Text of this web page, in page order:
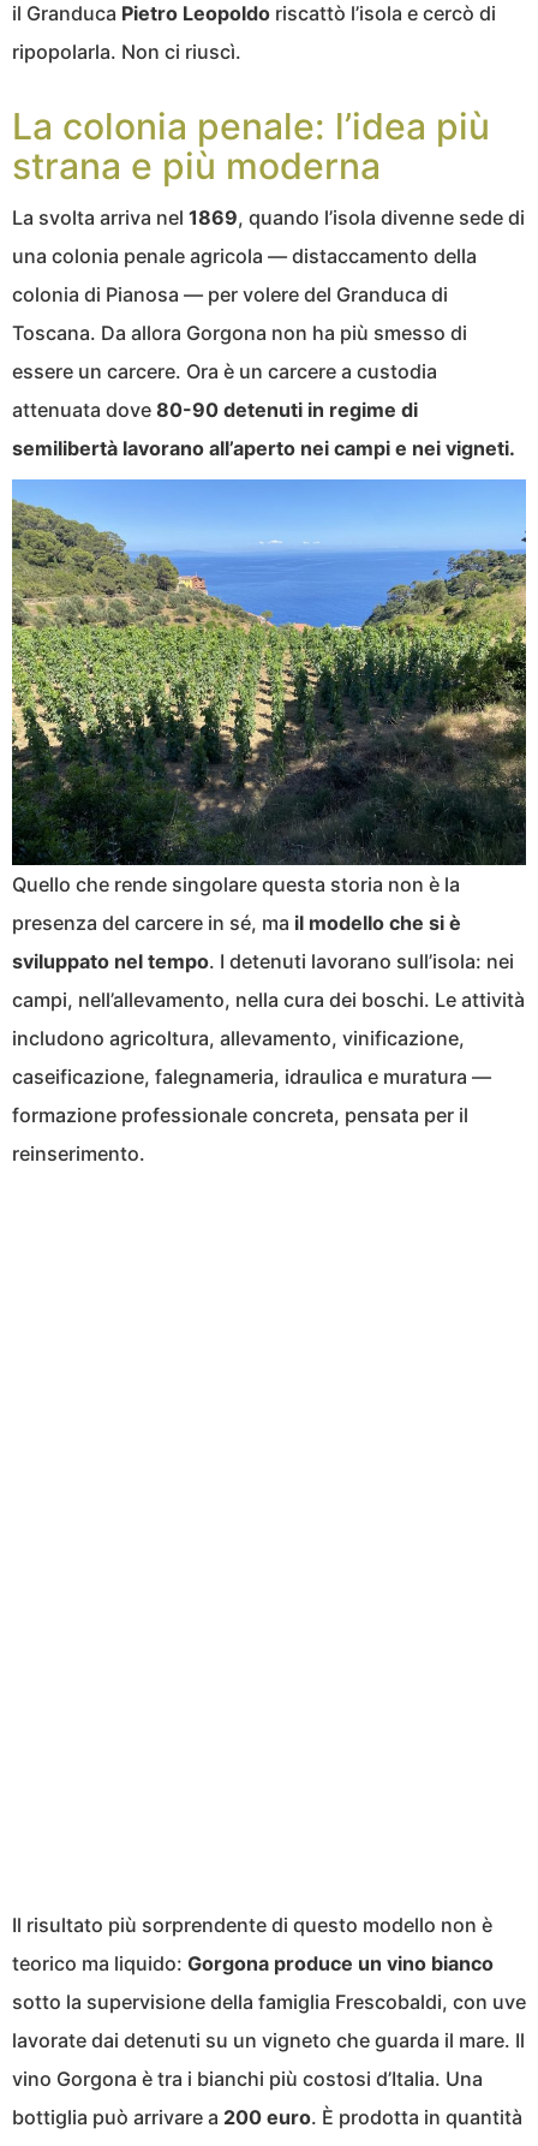
il Granduca Pietro Leopoldo riscattò l’isola e cercò di
ripopolarla. Non ci riuscì.
La colonia penale: l’idea più
strana e più moderna
La svolta arriva nel 1869, quando l’isola divenne sede di
una colonia penale agricola — distaccamento della
colonia di Pianosa — per volere del Granduca di
Toscana. Da allora Gorgona non ha più smesso di
essere un carcere. Ora è un carcere a custodia
attenuata dove 80-90 detenuti in regime di
semilibertà lavorano all’aperto nei campi e nei vigneti.
Quello che rende singolare questa storia non è la
presenza del carcere in sé, ma il modello che si è
sviluppato nel tempo. I detenuti lavorano sull’isola: nei
campi, nell’allevamento, nella cura dei boschi. Le attività
includono agricoltura, allevamento, vinificazione,
caseificazione, falegnameria, idraulica e muratura —
formazione professionale concreta, pensata per il
reinserimento.
Il risultato più sorprendente di questo modello non è
teorico ma liquido: Gorgona produce un vino bianco
sotto la supervisione della famiglia Frescobaldi, con uve
lavorate dai detenuti su un vigneto che guarda il mare. Il
vino Gorgona è tra i bianchi più costosi d’Italia. Una
bottiglia può arrivare a 200 euro. È prodotta in quantità